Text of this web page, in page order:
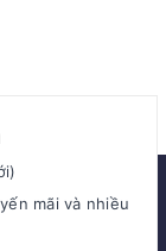
mãi và nhiều